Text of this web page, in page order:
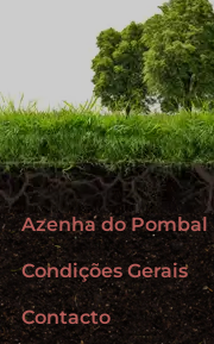
Azenha do Pombal
Condições Gerais
Contacto